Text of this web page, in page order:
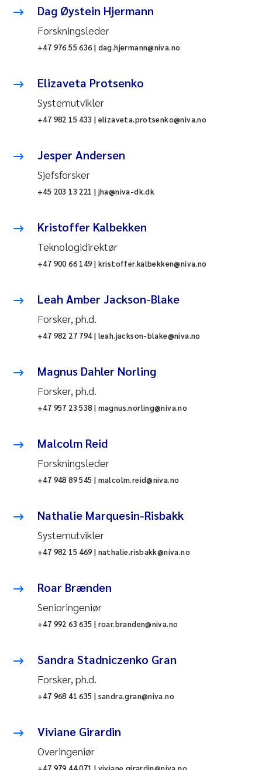
Dag Øystein Hjermann
Forskningsleder
+47 976 55 636 | dag.hjermann@niva.no
Elizaveta Protsenko
Systemutvikler
+47 982 15 433 | elizaveta.protsenko@niva.no
Jesper Andersen
Sjefsforsker
+45 203 13 221 | jha@niva-dk.dk
Kristoffer Kalbekken
Teknologidirektør
+47 900 66 149 | kristoffer.kalbekken@niva.no
Leah Amber Jackson-Blake
Forsker, ph.d.
+47 982 27 794 | leah.jackson-blake@niva.no
Magnus Dahler Norling
Forsker, ph.d.
+47 957 23 538 | magnus.norling@niva.no
Malcolm Reid
Forskningsleder
+47 948 89 545 | malcolm.reid@niva.no
Nathalie Marquesin-Risbakk
Systemutvikler
+47 982 15 469 | nathalie.risbakk@niva.no
Roar Brænden
Senioringeniør
+47 992 63 635 | roar.branden@niva.no
Sandra Stadniczenko Gran
Forsker, ph.d.
+47 968 41 635 | sandra.gran@niva.no
Viviane Girardin
Overingeniør